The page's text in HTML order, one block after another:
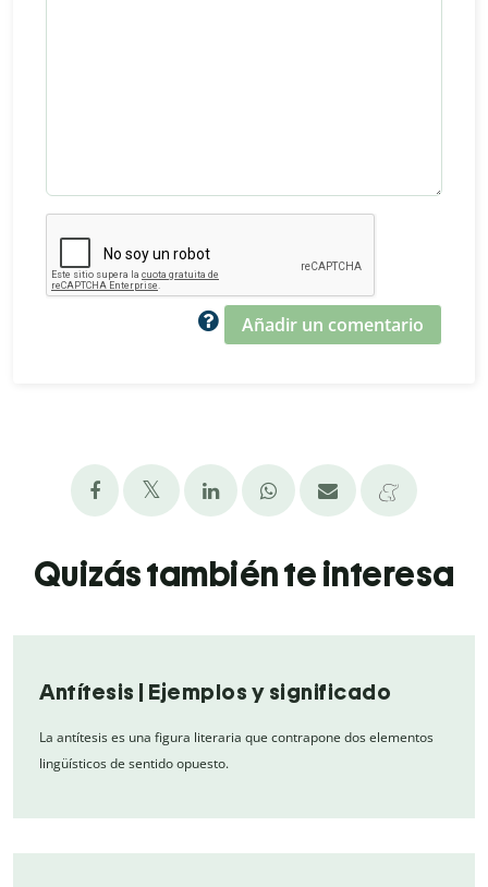
Añadir un comentario
Quizás también te interesa
Antítesis | Ejemplos y significado
La antítesis es una figura literaria que contrapone dos elementos
lingüísticos de sentido opuesto.